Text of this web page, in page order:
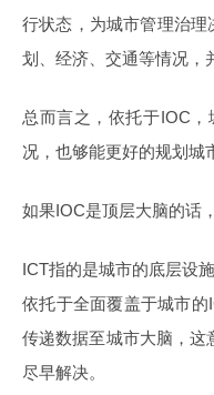
行状态，为城市管理治
划、经济、交通等情况，
总而言之，依托于IOC
况，也够能更好的规划城
如果IOC是顶层大脑的话
ICT指的是城市的底层设
依托于全面覆盖于城市
传递数据至城市大脑，这
尽早解决。